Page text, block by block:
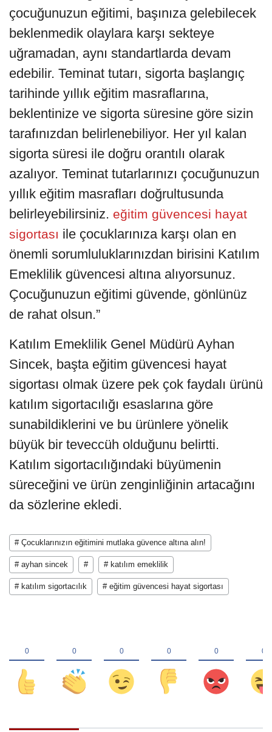
çocuğunuzun eğitimi, başınıza gelebilecek
beklenmedik olaylara karşı sekteye
uğramadan, aynı standartlarda devam
edebilir. Teminat tutarı, sigorta başlangıç
tarihinde yıllık eğitim masraflarına,
beklentinize ve sigorta süresine göre sizin
tarafınızdan belirlenebiliyor. Her yıl kalan
sigorta süresi ile doğru orantılı olarak
azalıyor. Teminat tutarlarınızı çocuğunuzun
yıllık eğitim masrafları doğrultusunda
belirleyebilirsiniz. eğitim güvencesi hayat
sigortası ile çocuklarınıza karşı olan en
önemli sorumluluklarınızdan birisini Katılım
Emeklilik güvencesi altına alıyorsunuz.
Çocuğunuzun eğitimi güvende, gönlünüz
de rahat olsun.”
Katılım Emeklilik Genel Müdürü Ayhan
Sincek, başta eğitim güvencesi hayat
sigortası olmak üzere pek çok faydalı ürünü
katılım sigortacılığı esaslarına göre
sunabildiklerini ve bu ürünlere yönelik
büyük bir teveccüh olduğunu belirtti.
Katılım sigortacılığındaki büyümenin
süreceğini ve ürün zenginliğinin artacağını
da sözlerine ekledi.
# Çocuklarınızın eğitimini mutlaka güvence altına alın!
# ayhan sincek # # katılım emeklilik
# katılım sigortacılık # eğitim güvencesi hayat sigortası